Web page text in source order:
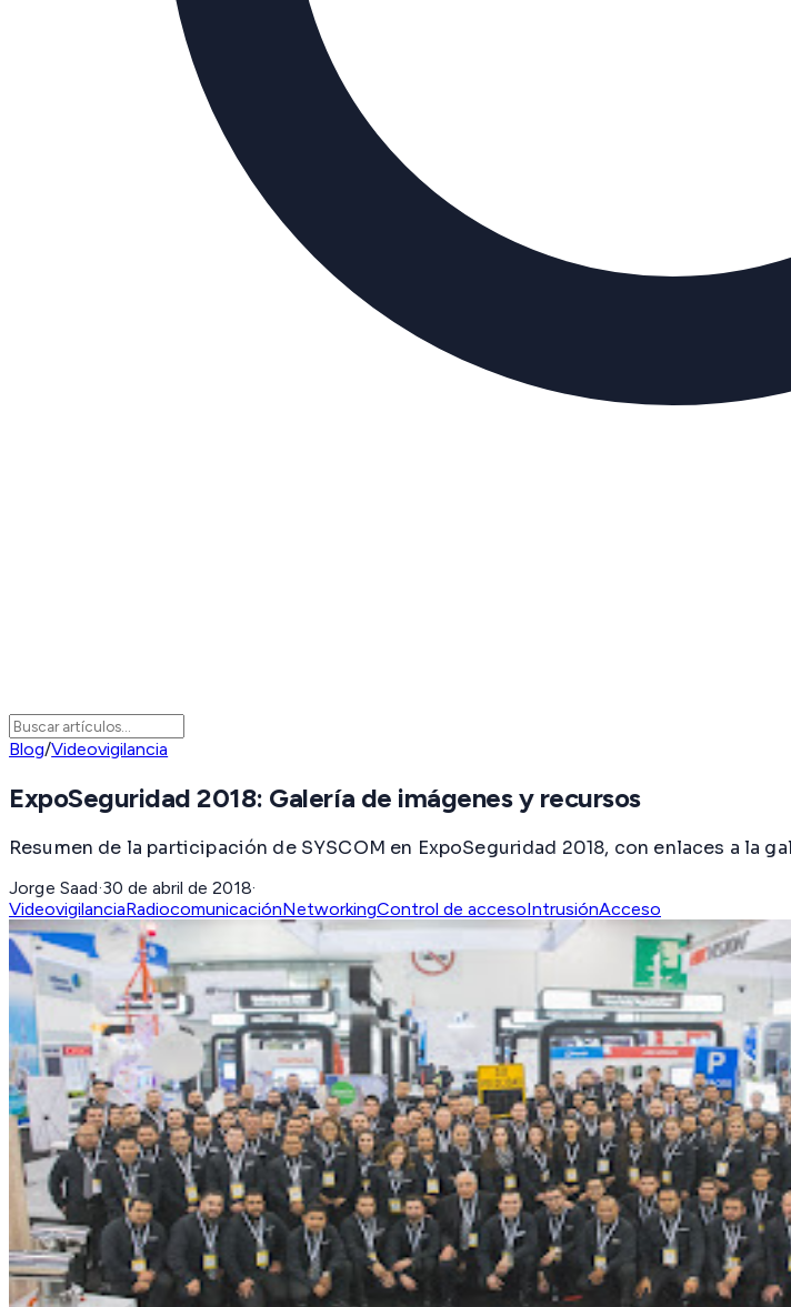
Blog/Videovigilancia
ExpoSeguridad 2018: Galería de imágenes y recursos
Resumen de la participación de SYSCOM en ExpoSeguridad 2018, con enlaces a la
Jorge Saad·30 de abril de 2018·
VideovigilanciaRadiocomunicaciónNetworkingControl de accesoIntrusiónAcceso